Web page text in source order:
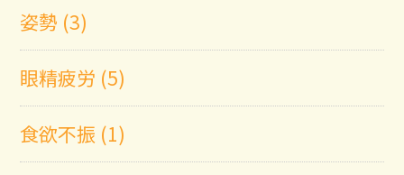
姿勢 (3)
眼精疲労 (5)
食欲不振 (1)